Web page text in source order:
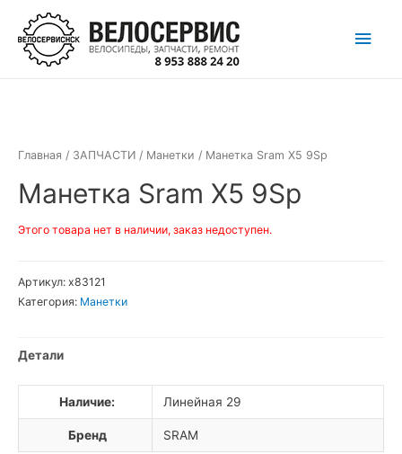
Перейти
содержимому
Главная / ЗАПЧАСТИ / Манетки / Манетка Sram X5 9Sp
Манетка Sram X5 9Sp
Этого товара нет в наличии, заказ недоступен.
Артикул: х83121
Категория: Манетки
Детали
Наличие: Линейная 29
Бренд SRAM